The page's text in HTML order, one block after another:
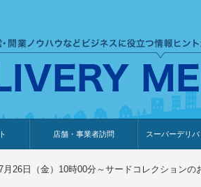
進
店舗・事業者訪問
アパレル店
カフェ・飲食店
ペットサロン
メーカー
他の業種
美容サロン
薬局
観光・ホテル旅館宿泊業
雑貨店
食料品店
スーパーデリバ
SD export
お知らせ
イベント・プ
セミナー・調
体験型イベン
外部メディア
新規出展メー
月26日（金）10時00分～サードコレクション